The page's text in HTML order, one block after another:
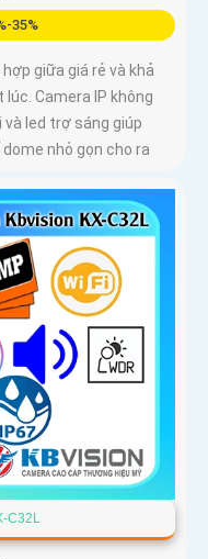
35%
giữa giá rẻ và khả
Camera IP không
và led trợ sáng giúp
nhỏ gọn cho ra
C32L